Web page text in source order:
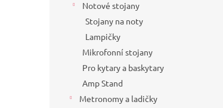
Notové stojany
Stojany na noty
Lampičky
Mikrofonní stojany
Pro kytary a baskytary
Amp Stand
Metronomy a ladičky